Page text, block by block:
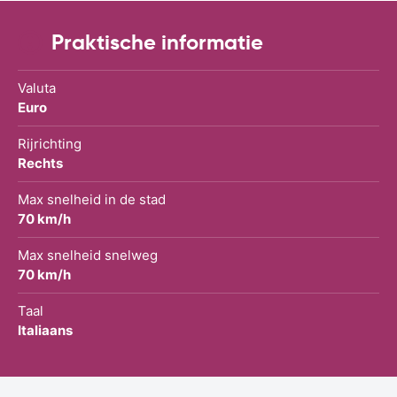
Praktische informatie
Valuta
Euro
Rijrichting
Rechts
Max snelheid in de stad
70 km/h
Max snelheid snelweg
70 km/h
Taal
Italiaans